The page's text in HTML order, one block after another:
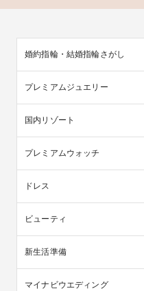
婚約指輪・結婚指輪さがし
プレミアムジュエリー
国内リゾート
プレミアムウォッチ
ドレス
ビューティ
新生活準備
マイナビウエディング